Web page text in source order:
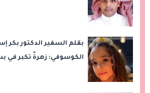
بقلم السفير الدكتور بكر
الكوسوفي: زهرةٌ تكبر في